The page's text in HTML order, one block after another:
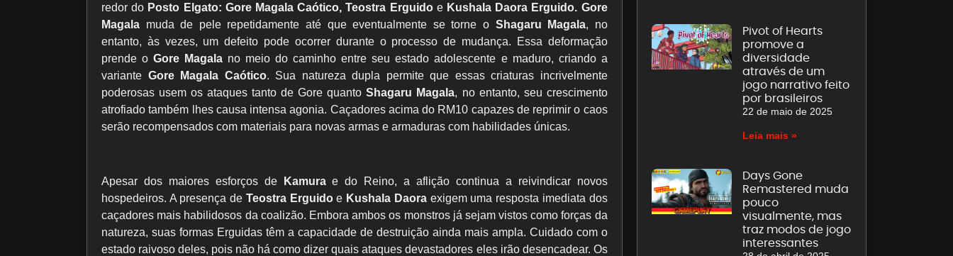
redor do Posto Elgato: Gore Magala Caótico, Teostra Erguidoe Kushala Daora Erguido. Gore
Magala muda de pele repetidamente até que eventualmente se torne o Shagaru Magala, no
entanto, às vezes, um defeito pode ocorrer durante o processo de mudança. Essa deformação
prende oGore Magala no meio do caminho entre seu estado adolescente e maduro, criando a
variante Gore Magala Caótico. Sua natureza dupla permite que essas criaturas incrivelmente
poderosas usem os ataques tanto de Gore quantoShagaru Magala, no entanto, seu crescimento
atrofiado também lhes causa intensa agonia. Caçadores acima do RM10 capazes de reprimir o caos
serão recompensados ​​com materiais para novas armas e armaduras com habilidades únicas.
Apesar dos maiores esforços de Kamurae do Reino, a aflição continua a reivindicar novos
hospedeiros. A presença de Teostra Erguidoe Kushala Daoraexigem uma resposta imediata dos
caçadores mais habilidosos da coalizão. Embora ambos os monstros já sejam vistos como forças da
natureza, suas formas Erguidas têm a capacidade de destruição ainda mais ampla. Cuidado com o
estado raivoso deles, pois não há como dizer quais ataques devastadores eles irão desencadear. Os
Pivot of Hearts
promove a
diversidade
através de um
jogo narrativo feito
por brasileiros
22 de maio de 2025
Leia mais »
Days Gone
Remastered muda
pouco
visualmente, mas
traz modos de jogo
interessantes